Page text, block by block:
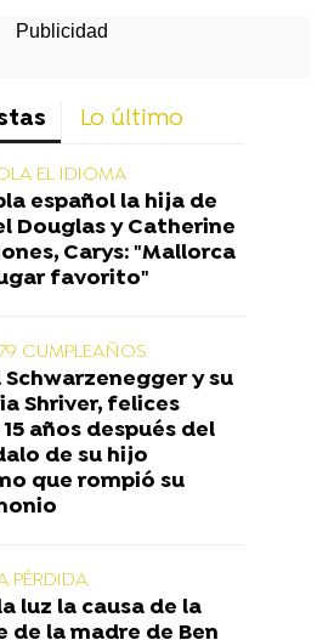
Lo último
EL IDIOMA
español la hija de
Douglas y Catherine
Carys: "Mallorca
favorito"
CUMPLEAÑOS
y su
Shriver, felices
años después del
de su hijo
que rompió su
PÉRDIDA
luz la causa de la
de la madre de Ben